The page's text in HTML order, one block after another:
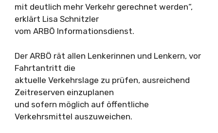
mit deutlich mehr Verkehr gerechnet werden“,
erklärt Lisa Schnitzler
vom ARBÖ Informationsdienst.
Der ARBÖ rät allen Lenkerinnen und Lenkern, vor
Fahrtantritt die
aktuelle Verkehrslage zu prüfen, ausreichend
Zeitreserven einzuplanen
und sofern möglich auf öffentliche
Verkehrsmittel auszuweichen.